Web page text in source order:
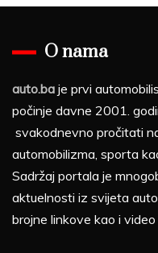
O nama
auto.ba je prvi
počinje davne 2001.
svakodnevno pročitati
automobilizma, sporta
Sadržaj portala je
aktuelnosti iz svijeta
brojne linkove kao i video